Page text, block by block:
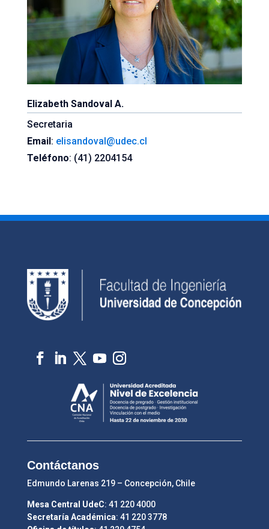
Elizabeth Sandoval A.
Secretaria
Email : elisandoval@udec.cl
Teléfono: (41) 2204154
Contáctanos
Edmundo Larenas 219 – Concepción, Chile
Mesa Central UdeC: 41 220 4000
Secretaría Académica: 41 220 3778